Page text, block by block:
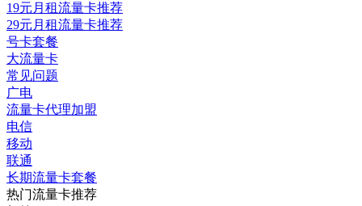
19元月租流量卡推荐
29元月租流量卡推荐
号卡套餐
大流量卡
常见问题
广电
流量卡代理加盟
电信
移动
联通
长期流量卡套餐
热门流量卡推荐